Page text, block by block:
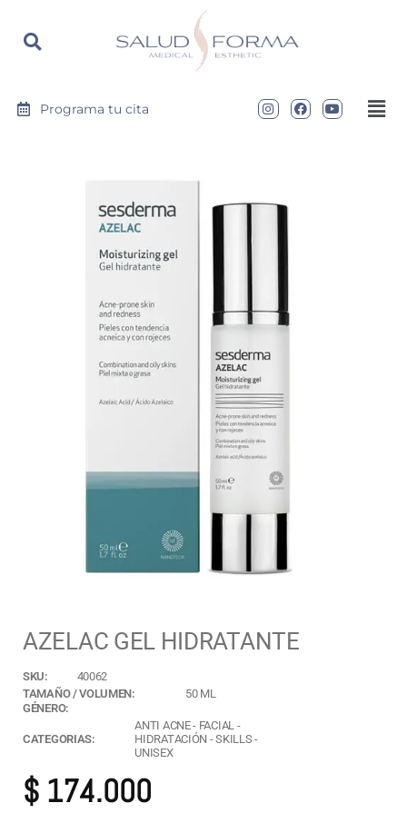
https://saludyformamedical.com
Programa tu cita
AZELAC GEL HIDRATANTE
SKU:
40062
TAMAÑO / VOLUMEN:
50 ML
GÉNERO:
CATEGORIAS:
ANTI ACNE- FACIAL -
HIDRATACIÓN -SKILLS-
UNISEX
$ 174.000